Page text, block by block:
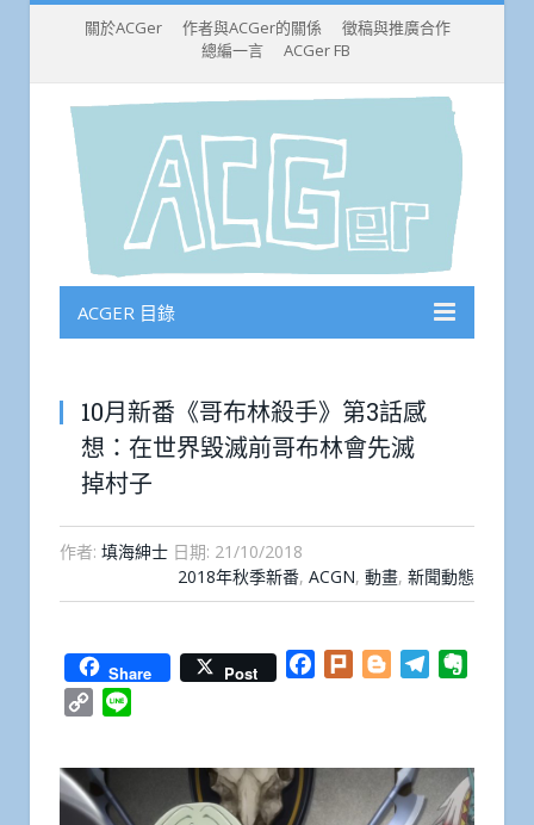
關於ACGer 作者與ACGer的關係
徵稿與推廣合作
總編一言
ACGer FB
ACGER 目錄
10月新番《哥布林殺手》第3話感
想：在世界毀滅前哥布林會先滅
掉村子
作者: 填海紳士 日期: 21/10/2018
2018年秋季新番, ACGN, 動畫, 新聞動態
Share Post Facebook
Plurk BloggerTelegram
Copy